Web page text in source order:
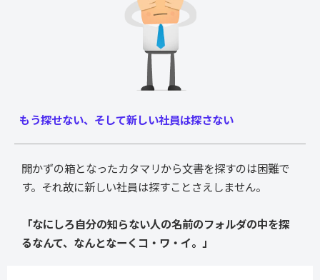
もう探せない、そして新しい社員は探さない
開かずの箱となったカタマリから文書を探すのは困難で
す。それ故に新しい社員は探すことさえしません。
「なにしろ自分の知らない人の名前のフォルダの中を探
るなんて、なんとなーくコ・ワ・イ。」